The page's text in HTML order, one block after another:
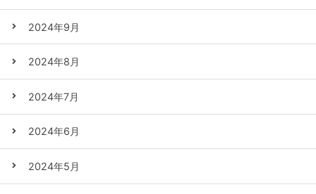
2024年9月
2024年8月
2024年7月
2024年6月
2024年5月